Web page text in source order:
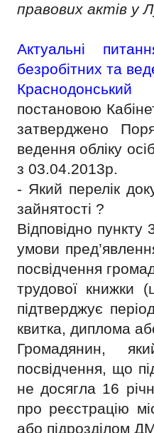
правових актів у
Актуальні
безробітних та
Краснодонський
постановою
затверджено
ведення обліку
з 03.04.2013р.
- Який перелік
зайнятості ?
Відповідно
умови
посвідчення
трудової книжки
підтверджує
квитка, диплома
Громадянин,
посвідчення, що
не досягла 16
про реєстрацію
або підрозділом